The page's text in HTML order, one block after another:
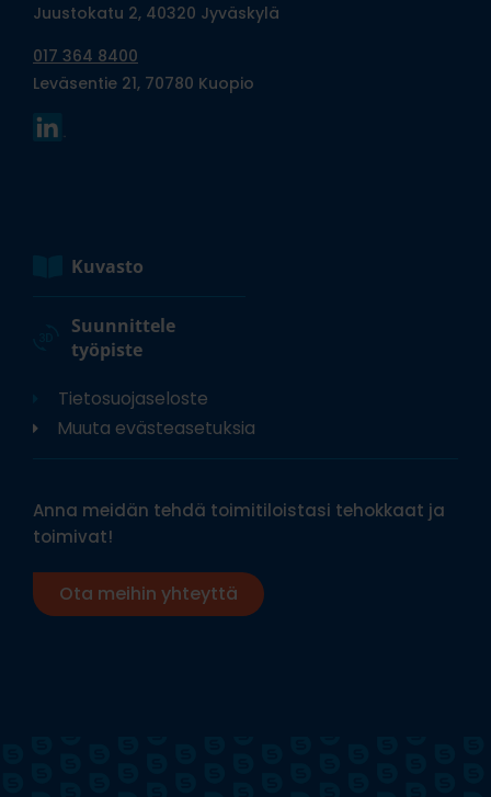
Juustokatu 2, 40320 Jyväskylä
017 364 8400
Leväsentie 21, 70780 Kuopio
Kuvasto
Suunnittele
työpiste
Tietosuojaseloste
Muuta evästeasetuksia
Anna meidän tehdä toimitiloistasi tehokkaat ja
toimivat!
Ota meihin yhteyttä